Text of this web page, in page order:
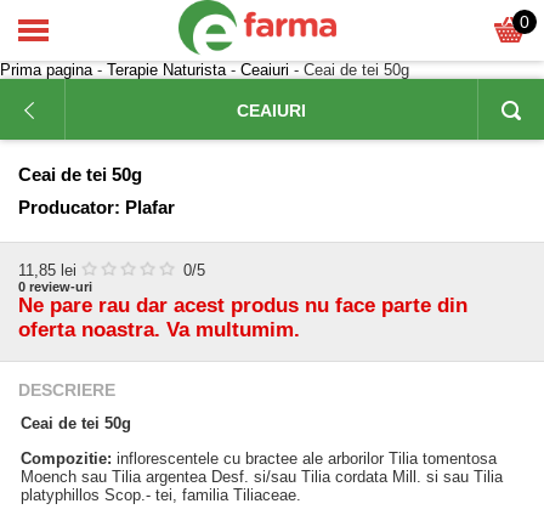
0
Prima pagina- Terapie Naturista- Ceaiuri - Ceai de tei 50g
CEAIURI
Ceai de tei 50g
Producator: Plafar
11,85 lei 0/5
0 review-uri
Ne pare rau dar acest produs nu face parte din
oferta noastra. Va multumim.
DESCRIERE
Ceai de tei 50g
Compozitie: inflorescentele cu bractee ale arborilor Tilia tomentosa
Moench sau Tilia argentea Desf. si/sau Tilia cordata Mill. si sau Tilia
platyphillos Scop.- tei, familia Tiliaceae.